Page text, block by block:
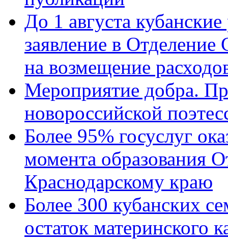
До 1 августа
заявление в
на возмещение
Мероприятие добра.
новороссийской
Более 95% госуслуг
момента образования
Краснодарскому краю
Более 300 кубанских
остаток материнского